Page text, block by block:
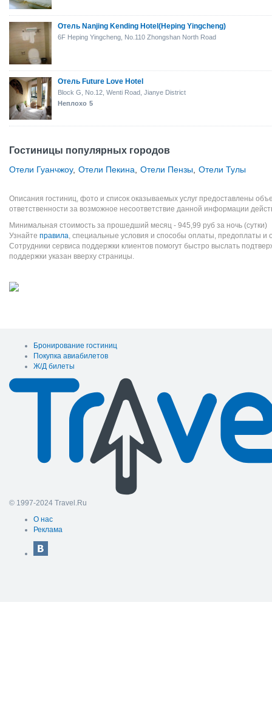
Отель Nanjing Kending Hotel(Heping Yingcheng)
6F Heping Yingcheng, No.110 Zhongshan North Road
Отель Future Love Hotel
Block G, No.12, Wenti Road, Jianye District
Неплохо 5
Гостиницы популярных городов
Отели Гуанчжоу, Отели Пекина Отели Пензы Отели Тулы
Описания гостиниц, фото и список оказываемых услуг предоставлены
ответственности за возможное несоответствие данной информации
Минимальная стоимость за прошедший месяц - 945,99 руб за ночь (сутки)
Узнайте правила, специальные условия и способы оплаты, предоплаты и
Сотрудники сервиса поддержки клиентов помогут быстро выслать
поддержки указан вверху страницы.
Бронирование гостиниц
Покупка авиабилетов
Ж/Д билеты
© 1997-2024 Travel.Ru
О нас
Реклама